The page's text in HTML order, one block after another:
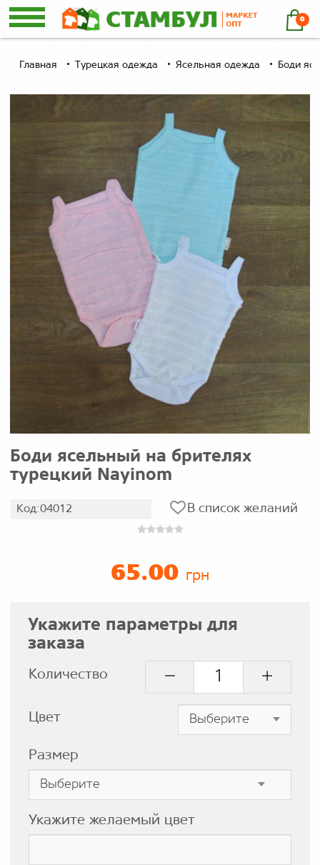
0
Главная Турецкая одежда Ясельная одежда Боди
Боди ясельный на брителях
турецкий Nayinom
Код:04012 В список желаний
65.00 грн
Укажите параметры для
заказа
Количество
Цвет
Размер
Укажите желаемый цвет